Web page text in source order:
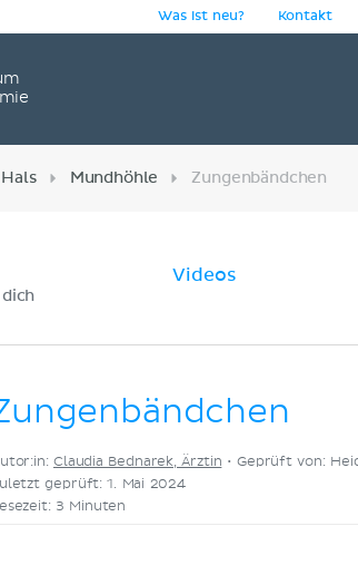
Was ist neu? Kontakt
Mundhöhle Zungenbändchen
Videos
Claudia Bednarek, Ärztin •Geprüft von:
geprüft: 1. Mai 2024
3 Minuten